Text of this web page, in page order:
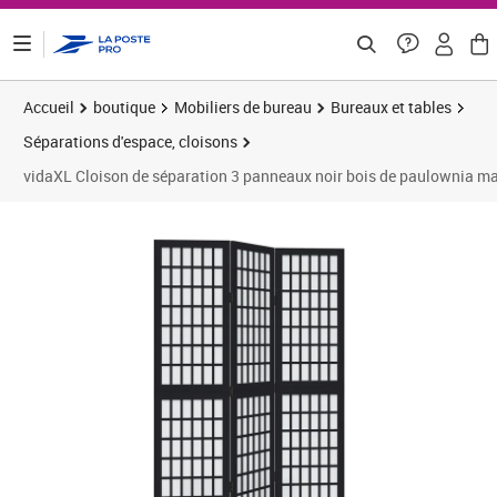
Accueil boutique Mobiliers de bureau
Bureaux et tables
Séparations d'espace, cloisons
vidaXL Cloison de séparation 3 panneaux noir bois de paulownia